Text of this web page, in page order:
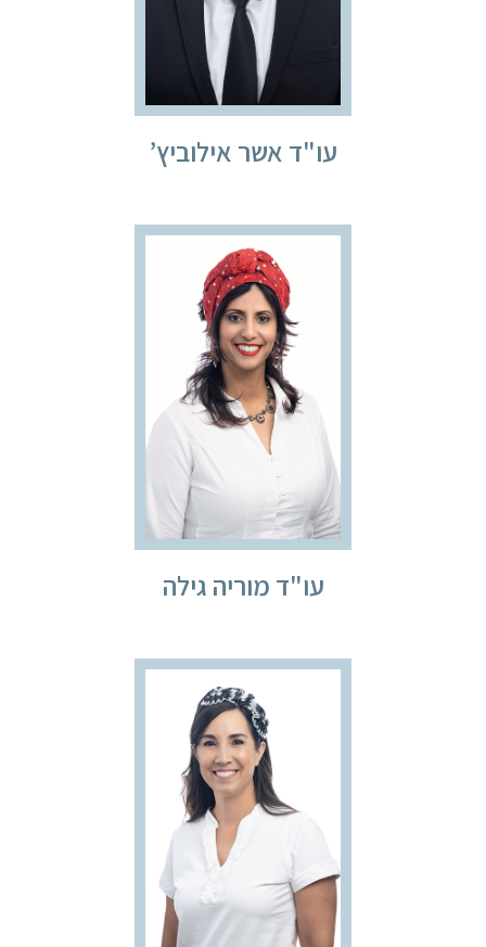
עו"ד אשר אילוביץ’
עו"ד מוריה גילה